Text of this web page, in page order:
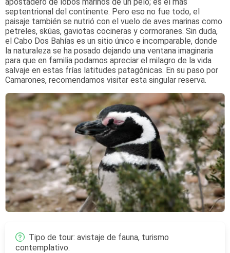
apostadero de lobos marinos de un pelo; es el más
septentrional del continente. Pero eso no fue todo, el
paisaje también se nutrió con el vuelo de aves marinas como
petreles, skúas, gaviotas cocineras y cormoranes. Sin duda,
el Cabo Dos Bahías es un sitio único e incomparable, donde
la naturaleza se ha posado dejando una ventana imaginaria
para que en familia podamos apreciar el milagro de la vida
salvaje en estas frías latitudes patagónicas. En su paso por
Camarones, recomendamos visitar esta singular reserva.
Tipo de tour: avistaje de fauna, turismo
contemplativo.